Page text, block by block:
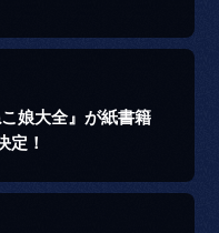
娘大全』が紙書籍
定！